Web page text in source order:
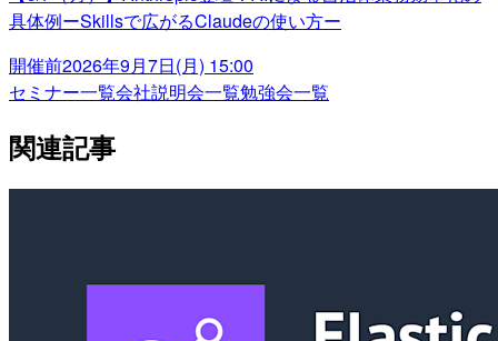
具体例ーSkillsで広がるClaudeの使い方ー
開催前2026年9月7日(月) 15:00
セミナー一覧会社説明会一覧勉強会一覧
関連記事